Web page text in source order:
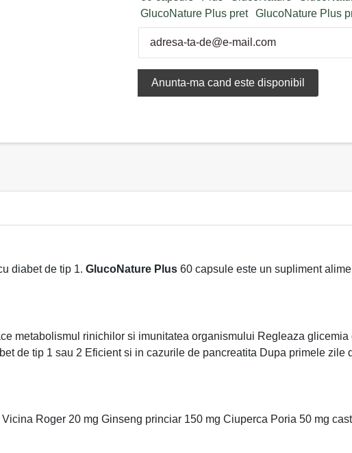
GlucoNature Plus pret
GlucoNature Plus
diabet de tip 1. GlucoNature Plus 60 capsule este un supliment
metabolismul rinichilor si imunitatea organismului Regleaza glicemia
de tip 1 sau 2 Eficient si in cazurile de pancreatita Dupa primele zile
Roger 20 mg Ginseng princiar 150 mg Ciuperca Poria 50 mg